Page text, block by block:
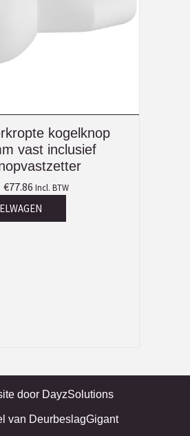
kogelknop
vast inclusief
€77.86 Incl. BTW
door DayzSolutions
van DeurbeslagGigant